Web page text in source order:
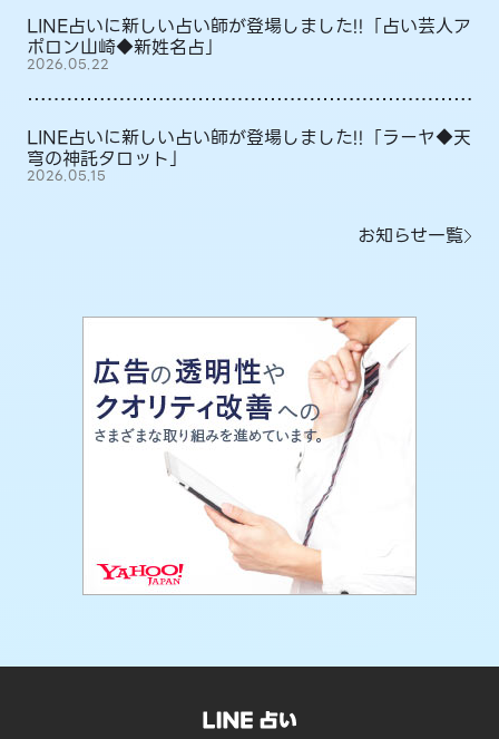
LINE占いに新しい占い師が登場しました!!「占い芸人ア
ポロン山崎◆新姓名占」
2026.05.22
LINE占いに新しい占い師が登場しました!!「ラーヤ◆天
穹の神託タロット」
2026.05.15
お知らせ一覧